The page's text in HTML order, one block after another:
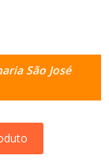
São José